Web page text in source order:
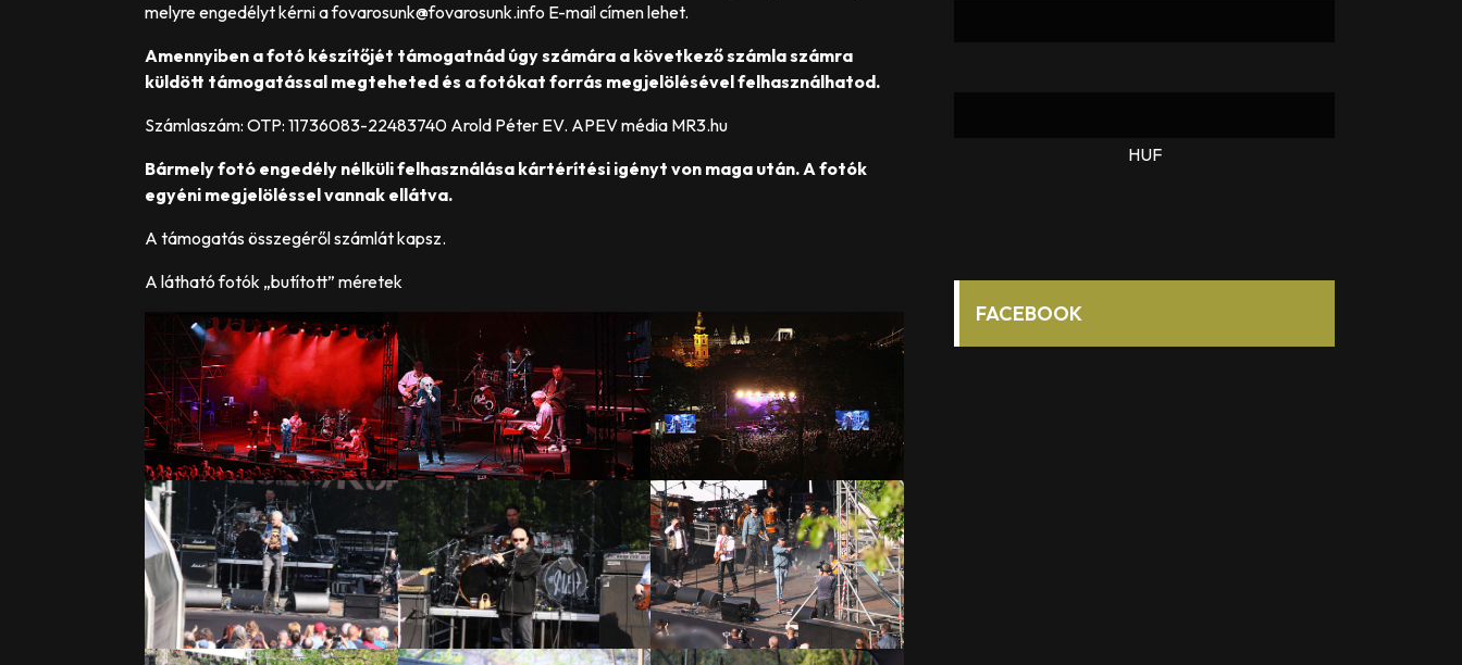
melyre engedélyt kérni a fovarosunk@fovarosunk.info E-mail címen lehet.
Amennyiben a fotó készítőjét támogatnád úgy számára a következő számla számra
küldött támogatással megteheted és a fotókat forrás megjelölésével felhasználhatod.
Számlaszám: OTP: 11736083-22483740 Arold Péter EV. APEV média MR3.hu
Bármely fotó engedély nélküli felhasználása kártérítési igényt von maga után. A fotók
egyéni megjelöléssel vannak ellátva.
A támogatás összegéről számlát kapsz.
A látható fotók „butított” méretek
HUF
FACEBOOK